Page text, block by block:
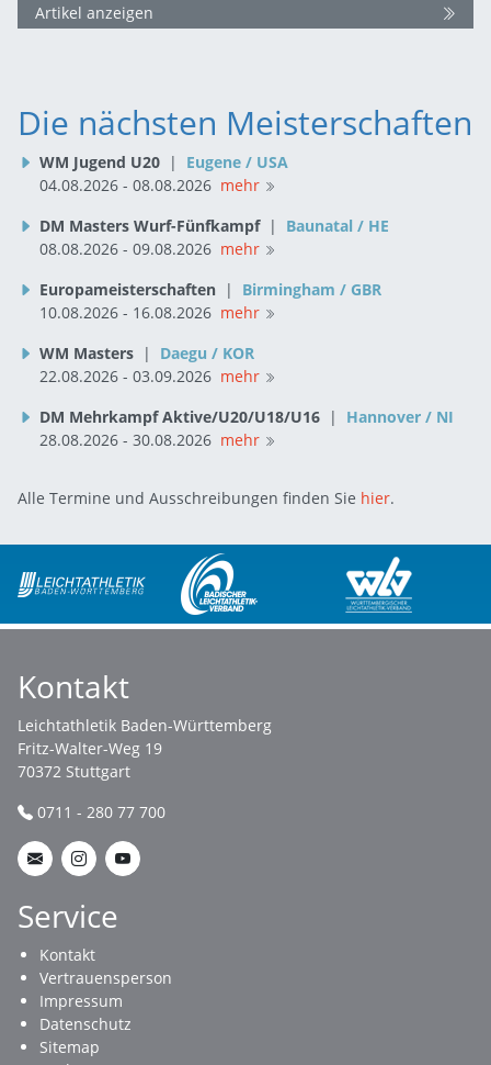
Artikel anzeigen
Die nächsten Meisterschaften
WM Jugend U20 |
Eugene / USA
04.08.2026 - 08.08.2026 mehr
DM Masters Wurf-Fünfkampf |
Baunatal / HE
08.08.2026 - 09.08.2026 mehr
Europameisterschaften |
Birmingham / GBR
10.08.2026 - 16.08.2026 mehr
WM Masters |
Daegu / KOR
22.08.2026 - 03.09.2026 mehr
DM Mehrkampf Aktive/U20/U18/U16 |
Hannover / NI
28.08.2026 - 30.08.2026 mehr
Alle Termine und Ausschreibungen finden Sie hier.
Kontakt
Leichtathletik Baden-Württemberg
Fritz-Walter-Weg 19
70372 Stuttgart
0711 - 280 77 700
Service
Kontakt
Vertrauensperson
Impressum
Datenschutz
Sitemap